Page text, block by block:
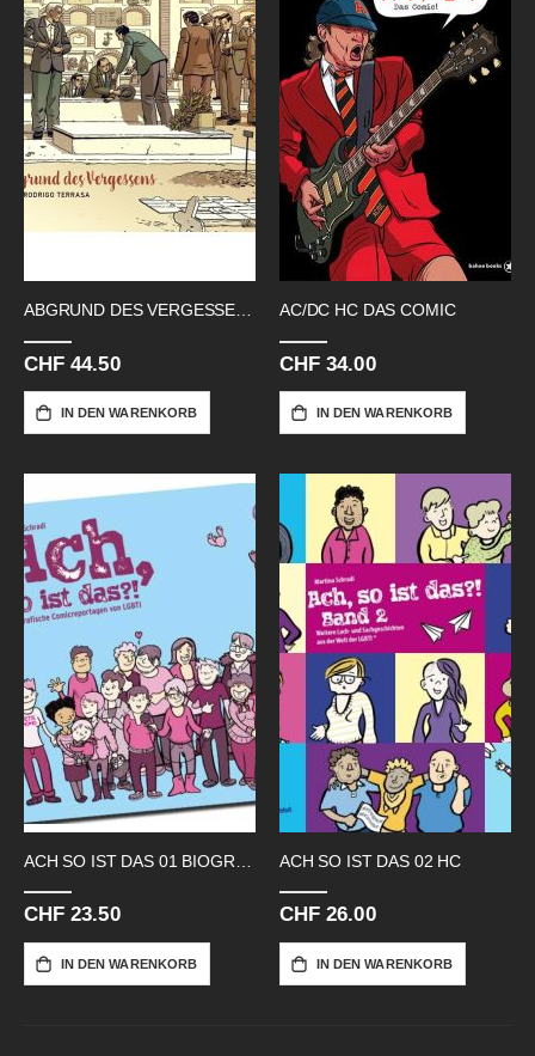
CHF 44.50
IN DEN WARENKORB
AC/DC HC DAS COMIC
CHF 34.00
IN DEN WARENKORB
CHF 23.50
IN DEN WARENKORB
ACH SO IST DAS 02 HC
CHF 26.00
IN DEN WARENKORB